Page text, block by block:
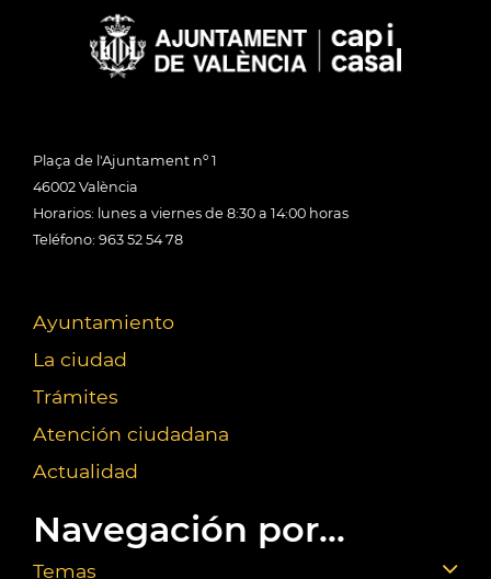
Plaça de l'Ajuntament nº 1
46002 València
Horarios: lunes a viernes de 8:30 a 14:00 horas
Teléfono: 963 52 54 78
Ayuntamiento
La ciudad
Trámites
Atención ciudadana
Actualidad
Navegación por...
Temas